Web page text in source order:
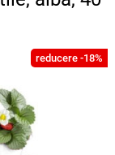
reducere -18%